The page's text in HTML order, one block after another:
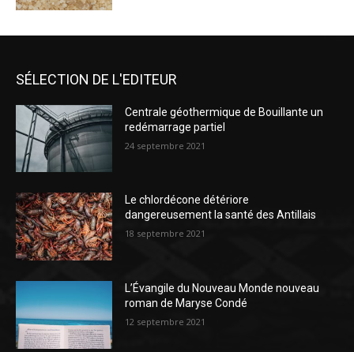
SÉLECTION DE L'EDITEUR
Centrale géothermique de Bouillante un
redémarrage partiel
24 septembre 2021
Le chlordécone détériore
dangereusement la santé des Antillais
18 septembre 2021
L’Évangile du Nouveau Monde nouveau
roman de Maryse Condé
12 septembre 2021